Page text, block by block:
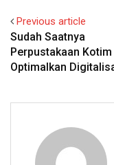
Previous article
Sudah Saatnya
Perpustakaan Kotim
Optimalkan